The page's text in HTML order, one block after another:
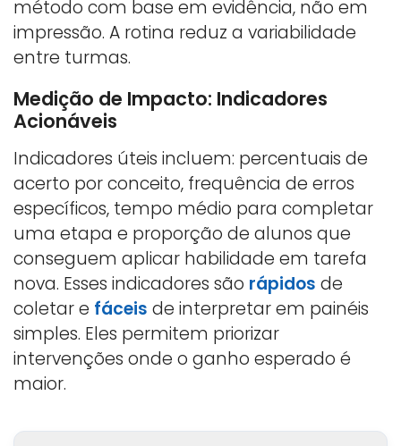
método com base em evidência, não em
impressão. A rotina reduz a variabilidade
entre turmas.
Medição de Impacto: Indicadores
Acionáveis
Indicadores úteis incluem: percentuais de
acerto por conceito, frequência de erros
específicos, tempo médio para completar
uma etapa e proporção de alunos que
conseguem aplicar habilidade em tarefa
nova. Esses indicadores são rápidos de
coletar e fáceis de interpretar em painéis
simples. Eles permitem priorizar
intervenções onde o ganho esperado é
maior.